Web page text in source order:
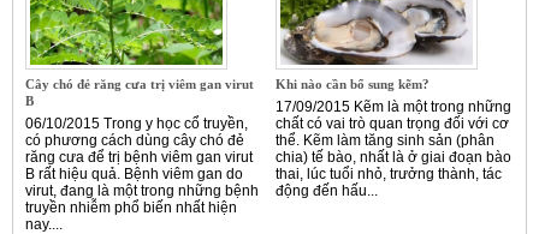
Cây chó đẻ răng cưa trị viêm gan virut
B
06/10/2015 Trong y học cổ truyền,
có phương cách dùng cây chó đẻ
răng cưa để trị bệnh viêm gan virut
B rất hiệu quả. Bệnh viêm gan do
virut, đang là một trong những bệnh
truyền nhiễm phổ biến nhất hiện
nay....
Khi nào cần bổ sung kẽm?
17/09/2015 Kẽm là một trong những
chất có vai trò quan trọng đối với cơ
thể. Kẽm làm tăng sinh sản (phân
chia) tế bào, nhất là ở giai đoạn bào
thai, lúc tuổi nhỏ, trưởng thành, tác
động đến hấu...